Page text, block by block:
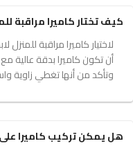
كيف تختار كاميرا مراقبة
لاختيار كاميرا مراقبة
أن تكون كاميرا بدقة عالية
وتأكد من أنها تغطي زاوية
هل يمكن تركيب كاميرا